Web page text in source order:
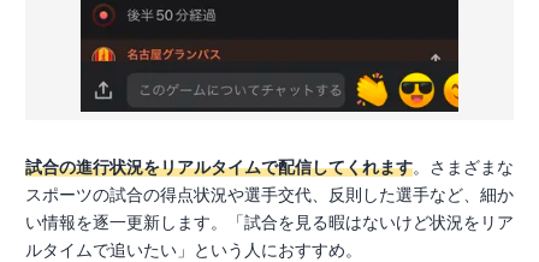
試合の進行状況をリアルタイムで配信してくれます。さまざまな
スポーツの試合の得点状況や選手交代、反則した選手など、細か
い情報を逐一更新します。「試合を見る暇はないけど状況をリア
ルタイムで追いたい」という人におすすめ。